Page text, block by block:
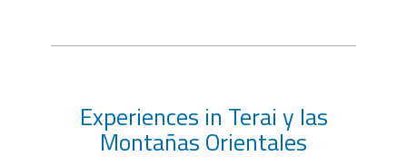
Experiences in Terai y las
Montañas Orientales